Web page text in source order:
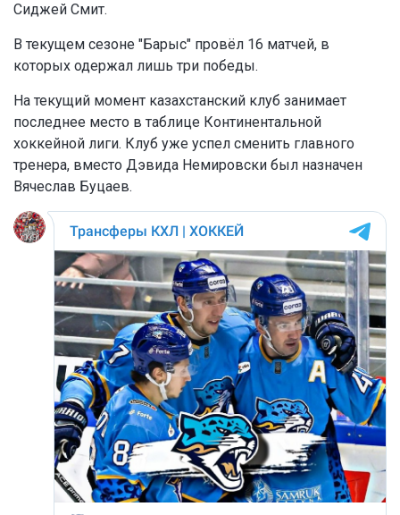
Сиджей Смит.
В текущем сезоне "Барыс" провёл 16 матчей, в
которых одержал лишь три победы.
На текущий момент казахстанский клуб занимает
последнее место в таблице Континентальной
хоккейной лиги. Клуб уже успел сменить главного
тренера, вместо Дэвида Немировски был назначен
Вячеслав Буцаев.